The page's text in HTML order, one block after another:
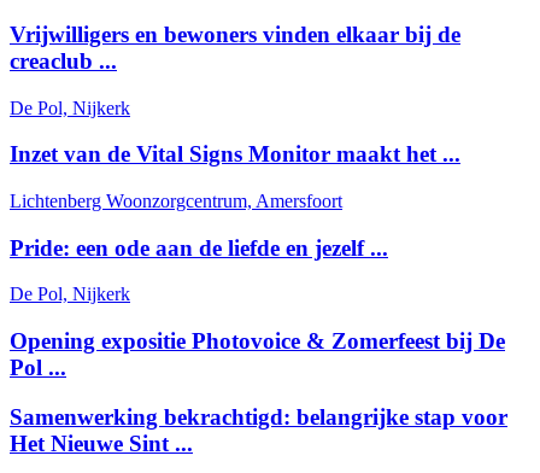
Vrijwilligers en bewoners vinden elkaar bij de
creaclub ...
De Pol, Nijkerk
Inzet van de Vital Signs Monitor maakt het ...
Lichtenberg Woonzorgcentrum, Amersfoort
Pride: een ode aan de liefde en jezelf ...
De Pol, Nijkerk
Opening expositie Photovoice & Zomerfeest bij De
Pol ...
Samenwerking bekrachtigd: belangrijke stap voor
Het Nieuwe Sint ...